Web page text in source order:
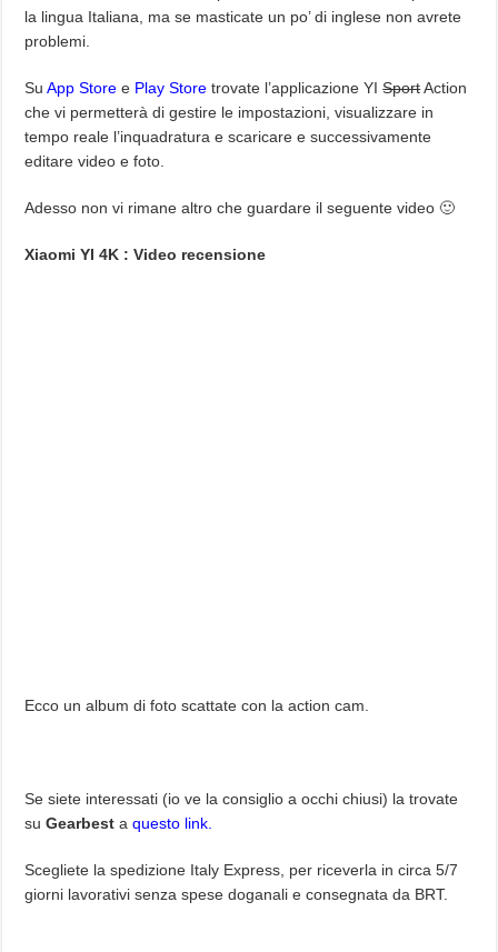
la lingua Italiana, ma se masticate un po’ di inglese non avrete
problemi.
SuApp Storee Play Store trovate l’applicazione YISportAction
che vi permetterà di gestire le impostazioni, visualizzare in
tempo reale l’inquadratura e scaricare e successivamente
editare video e foto.
Adesso non vi rimane altro che guardare il seguente video 🙂
Xiaomi YI 4K : Video recensione
Ecco un album di foto scattate con la action cam.
Se siete interessati (io ve la consiglio a occhi chiusi) la trovate
suGearbest aquesto link.
Scegliete la spedizione Italy Express, per riceverla in circa 5/7
giorni lavorativi senza spese doganali e consegnata da BRT.